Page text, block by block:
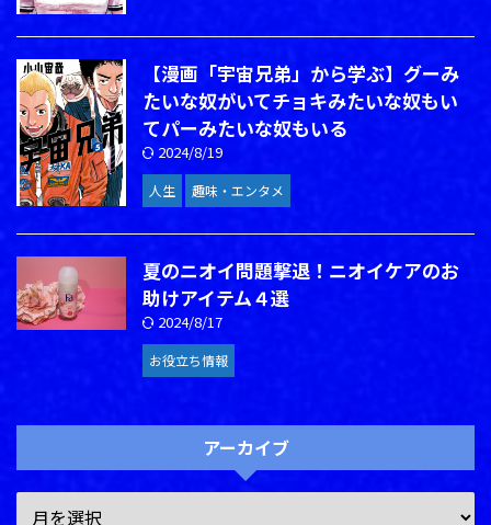
【漫画「宇宙兄弟」から学ぶ】グーみ
たいな奴がいてチョキみたいな奴もい
てパーみたいな奴もいる
2024/8/19
人生 趣味・エンタメ
夏のニオイ問題撃退！ニオイケアのお
助けアイテム４選
2024/8/17
お役立ち情報
アーカイブ